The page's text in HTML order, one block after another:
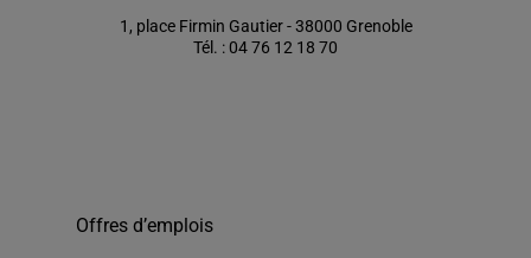
1, place Firmin Gautier - 38000 Grenoble
Tél. : 04 76 12 18 70
Offres d’emplois